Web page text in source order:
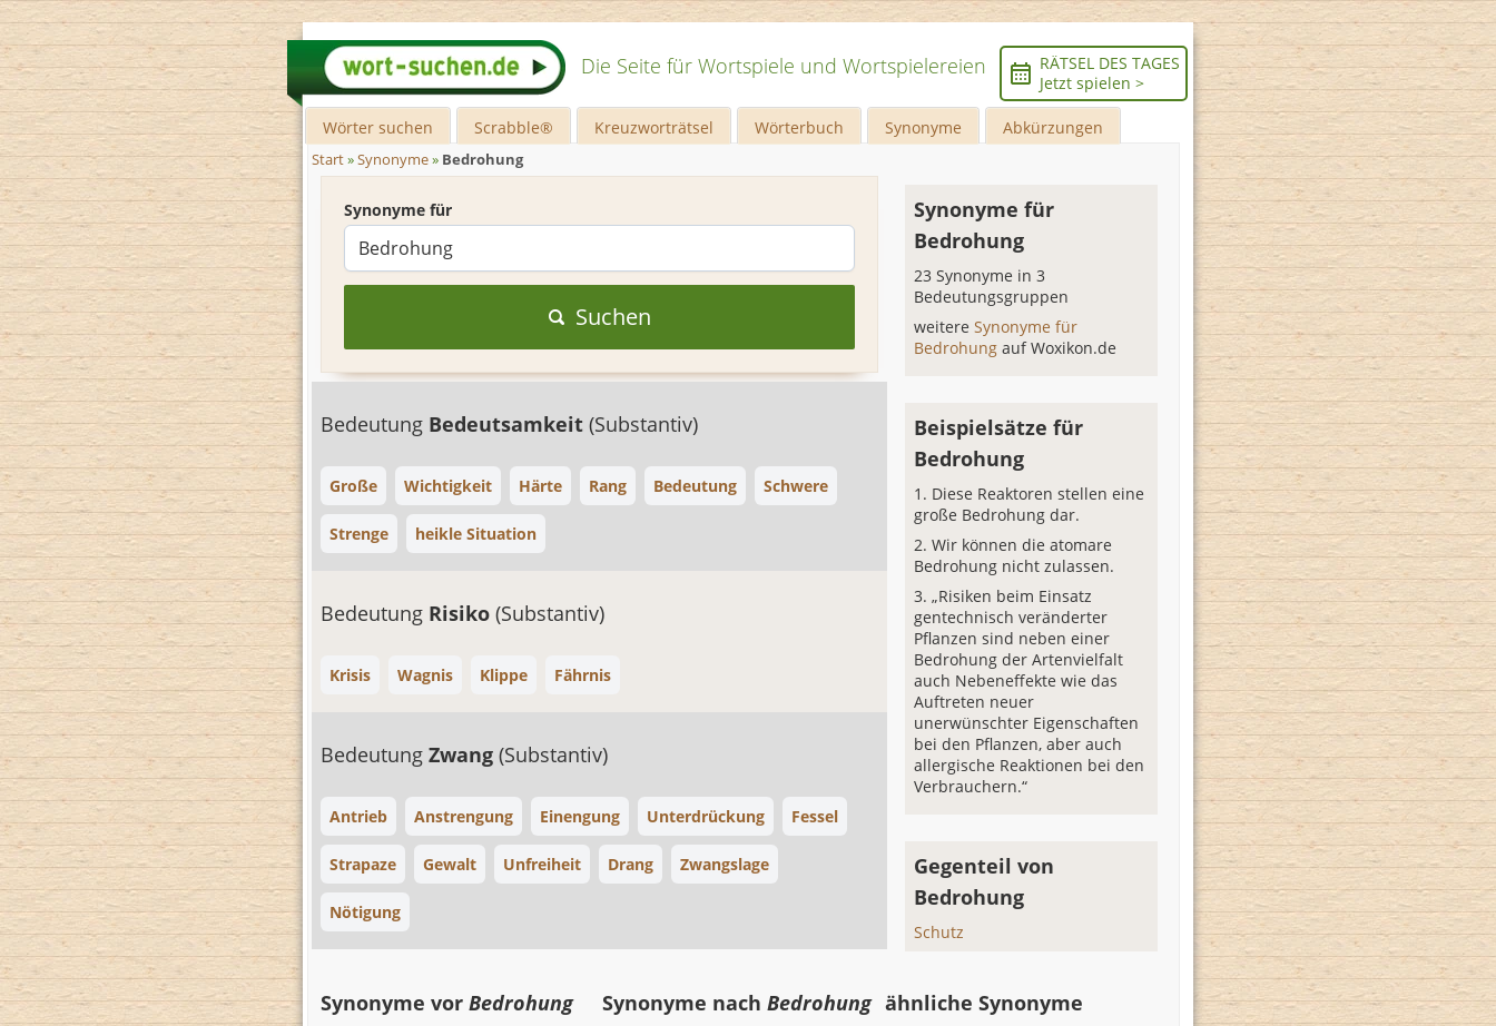
Die Seite für Wortspiele und Wortspielereien
RÄTSEL DES TAGES
Jetzt spielen >
Wörter suchen Scrabble® Kreuzworträtsel Wörterbuch Synonyme Abkürzungen
Start»Synonyme» Bedrohung
Synonyme für
Suchen
Bedeutung Bedeutsamkeit (Substantiv)
Große Wichtigkeit Härte Rang Bedeutung Schwere
Strenge heikle Situation
Bedeutung Risiko (Substantiv)
Krisis Wagnis Klippe Fährnis
Bedeutung Zwang (Substantiv)
Antrieb Anstrengung Einengung Unterdrückung Fessel
Strapaze Gewalt Unfreiheit Drang Zwangslage
Nötigung
Synonyme für
Bedrohung
23 Synonyme in 3
Bedeutungsgruppen
weitereSynonyme für
Bedrohungauf Woxikon.de
Beispielsätze für
Bedrohung
Diese Reaktoren stellen eine
große Bedrohung dar.
Wir können die atomare
Bedrohung nicht zulassen.
„Risiken beim Einsatz
gentechnisch veränderter
Pflanzen sind neben einer
Bedrohung der Artenvielfalt
auch Nebeneffekte wie das
Auftreten neuer
unerwünschter Eigenschaften
bei den Pflanzen, aber auch
allergische Reaktionen bei den
Verbrauchern.“
Gegenteil von
Bedrohung
Schutz
Synonyme vor Bedrohung Synonyme nachBedrohung ähnliche Synonyme